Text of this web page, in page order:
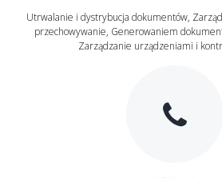
Utrwalanie i dystrybucja dokumentów,
przechowywanie, Generowaniem
Zarządzanie urządzeniami i